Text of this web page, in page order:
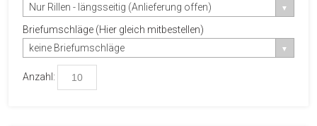
Nur Rillen - längsseitig (Anlieferung offen)
Briefumschläge (Hier gleich mitbestellen)
keine Briefumschläge
Anzahl: